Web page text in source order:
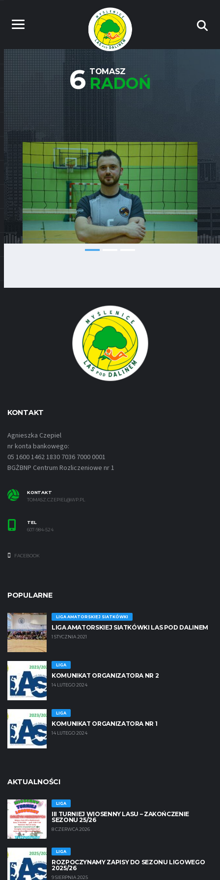
6 TOMASZ
RADOŃ
KONTAKT
Agnieszka Czepiel
nr konta bankowego:
05 1600 1462 1830 7036 7000 0001
BGŻBNP Centrum Rozliczeniowe nr 1
KONTAKT
TOMASZ.CZEPIEL@WP.PL
TEL
607-984-524
FACEBOOK
POPULARNE
LIGA AMATORSKIEJ SIATKÓWKI
LIGA AMATORSKIEJ SIATKÓWKI LAS POD DALINEM
1 STYCZNIA 2021
LIGA
KOMUNIKAT ORGANIZATORA NR 2
14 LUTEGO 2024
LIGA
KOMUNIKAT ORGANIZATORA NR 1
14 LUTEGO 2024
AKTUALNOŚCI
LIGA
III TURNIEJ WIOSENNY LASU – ZAKOŃCZENIE
SEZONU 25/26
8 CZERWCA 2026
LIGA
ROZPOCZYNAMY ZAPISY DO SEZONU LIGOWEGO
2025/26
9 SIERPNIA 2025